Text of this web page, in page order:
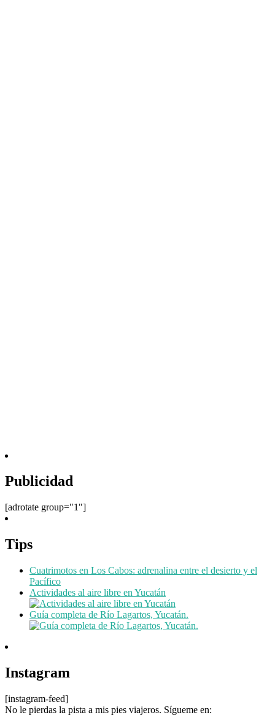
Publicidad
[adrotate group="1"]
Tips
Cuatrimotos en Los Cabos: adrenalina entre el desierto y el
Pacífico
Actividades al aire libre en Yucatán
Guía completa de Río Lagartos, Yucatán.
Instagram
[instagram-feed]
No le pierdas la pista a mis pies viajeros. Sígueme en: